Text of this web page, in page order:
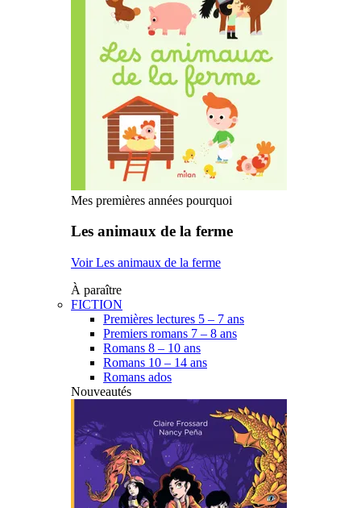
Mes premières années pourquoi
Les animaux de la ferme
Voir Les animaux de la ferme
À paraître
FICTION
Premières lectures 5 – 7 ans
Premiers romans 7 – 8 ans
Romans 8 – 10 ans
Romans 10 – 14 ans
Romans ados
Nouveautés